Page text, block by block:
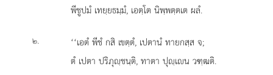
พีชูปมํ เทยฺยธมฺมํ, เอตฺโต นิพฺพตฺตเต ผลํ.
๒.
‘‘เอตํ พีชํ กสิ เขตฺตํ, เปตานํ ทายกสฺส จ;
ตํ เปตา ปริภุฺชนฺติ, ทาตา ปุฺเน วฑฺฒติ.